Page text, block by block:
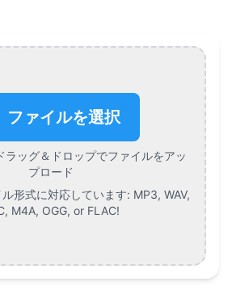
ファイルを選択
ラッグ＆ドロップでファイルをアッ
プロード
形式に対応しています: MP3, WAV,
M4A, OGG, or FLAC!